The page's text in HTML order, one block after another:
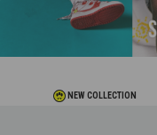
NEW COLLECTION